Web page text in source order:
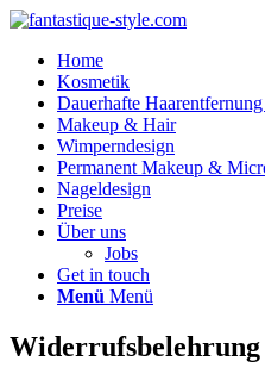
Home
Kosmetik
Dauerhafte
Makeup & Hair
Wimperndesign
Permanent Makeup &
Nageldesign
Preise
Über uns
Jobs
Get in touch
Menü Menü
Widerrufsbelehrung